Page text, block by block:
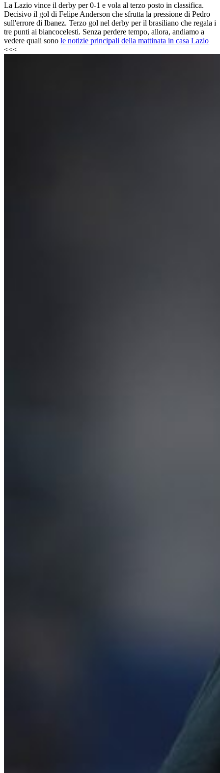
La Lazio vince il derby per 0-1 e vola al terzo posto in classifica.
Decisivo il gol di Felipe Anderson che sfrutta la pressione di Pedro
sull'errore di Ibanez. Terzo gol nel derby per il brasiliano che regala i
tre punti ai biancocelesti. Senza perdere tempo, allora, andiamo a
vedere quali sono le notizie principali della mattinata in casa Lazio
<<<